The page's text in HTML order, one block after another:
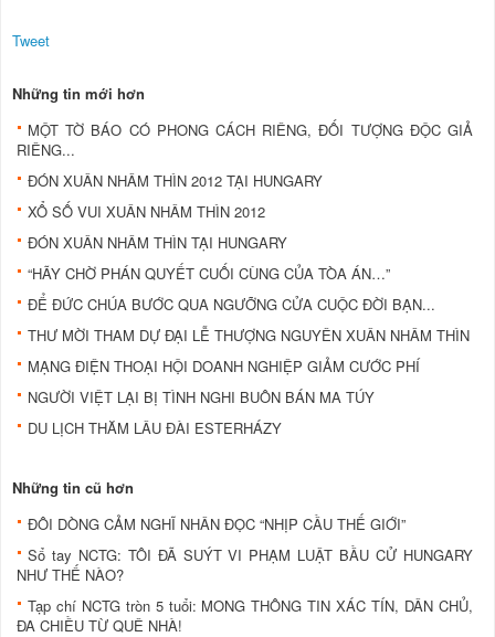
Tweet
Những tin mới hơn
MỘT TỜ BÁO CÓ PHONG CÁCH RIÊNG, ÐỐI TƯỢNG ÐỘC GIẢ
RIÊNG...
ÐÓN XUÂN NHÂM THÌN 2012 TẠI HUNGARY
XỔ SỐ VUI XUÂN NHÂM THÌN 2012
ÐÓN XUÂN NHÂM THÌN TẠI HUNGARY
“HÃY CHỜ PHÁN QUYẾT CUỐI CÙNG CỦA TÒA ÁN…”
ÐỂ ÐỨC CHÚA BƯỚC QUA NGƯỠNG CỬA CUỘC ÐỜI BẠN...
THƯ MỜI THAM DỰ ĐẠI LỄ THƯỢNG NGUYÊN XUÂN NHÂM THÌN
MẠNG ÐIỆN THOẠI HỘI DOANH NGHIỆP GIẢM CƯỚC PHÍ
NGƯỜI VIỆT LẠI BỊ TÌNH NGHI BUÔN BÁN MA TÚY
DU LỊCH THĂM LÂU ÐÀI ESTERHÁZY
Những tin cũ hơn
ĐÔI DÒNG CẢM NGHĨ NHÂN ĐỌC “NHỊP CẦU THẾ GIỚI”
Sổ tay NCTG: TÔI ĐÃ SUÝT VI PHẠM LUẬT BẦU CỬ HUNGARY
NHƯ THẾ NÀO?
Tạp chí NCTG tròn 5 tuổi: MONG THÔNG TIN XÁC TÍN, DÂN CHỦ,
ĐA CHIỀU TỪ QUÊ NHÀ!